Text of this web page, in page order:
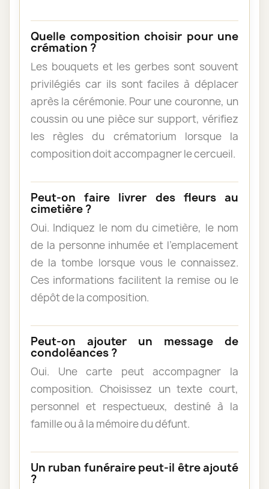
Quelle composition choisir pour une
crémation ?
Les bouquets et les gerbes sont souvent
privilégiés car ils sont faciles à déplacer
après la cérémonie. Pour une couronne, un
coussin ou une pièce sur support, vérifiez
les règles du crématorium lorsque la
composition doit accompagner le cercueil.
Peut-on faire livrer des fleurs au
cimetière ?
Oui. Indiquez le nom du cimetière, le nom
de la personne inhumée et l’emplacement
de la tombe lorsque vous le connaissez.
Ces informations facilitent la remise ou le
dépôt de la composition.
Peut-on ajouter un message de
condoléances ?
Oui. Une carte peut accompagner la
composition. Choisissez un texte court,
personnel et respectueux, destiné à la
famille ou à la mémoire du défunt.
Un ruban funéraire peut-il être ajouté
?